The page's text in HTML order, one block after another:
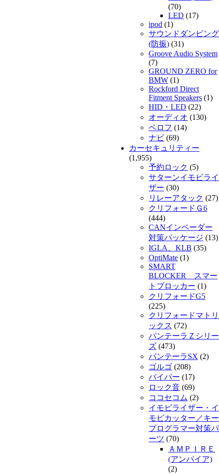
(70)
LED (17)
ipod (1)
サウンドダンピング
(防振) (31)
Groove Audio System
(7)
GROUND ZERO for
BMW (1)
Rockford Direct
Fitment Speakers (1)
HID・LED (22)
オーディオ (130)
ベロフ (14)
ナビ (69)
カーセキュリティー
(1,955)
予約ロック (5)
サターンイモビライ
ザー (30)
リレーアタック (27)
クリフォードＧ6
(444)
CANインベーダー
対策パッケージ (13)
IGLA、KLB (35)
OptiMate (1)
SMART
BLOCKER スマー
トブロッカー (1)
クリフォードG5
(225)
クリフォードマトリ
ックス (72)
パンテーラＺシリー
ズ (473)
パンテーラSX (2)
ゴルゴ (208)
バイパー (17)
ロック音 (69)
ココセコム (2)
イモビライザー・イ
モビカッター／キー
プログラマー対策パ
ーツ (70)
ＡＭＰＩＲＥ
(アンパイア)
(2)